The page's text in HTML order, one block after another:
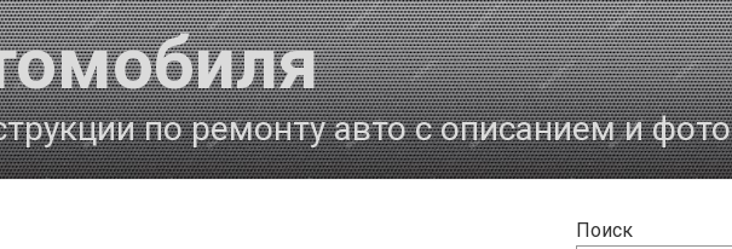
по ремонту авто с описанием и фото
Поиск